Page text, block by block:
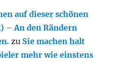
auf dieser schönen
– An den Rändern
zu Sie machen halt
mehr wie einstens